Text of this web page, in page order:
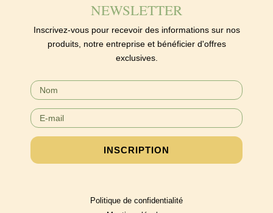
NEWSLETTER
Inscrivez-vous pour recevoir des informations sur nos
produits, notre entreprise et bénéficier d'offres
exclusives.
INSCRIPTION
Politique de confidentialité